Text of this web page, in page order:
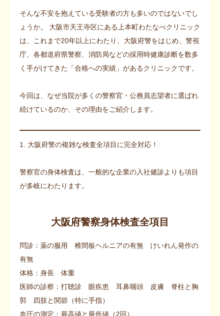
そんな不安を抱えている受験者の方も多いのではないでし
ょうか。 大阪市天王寺区にある上本町わたなべクリニック
は、これまで20年以上にわたり、大阪府警をはじめ、警視
庁、各都道府県警察、消防局などの採用時健康診断を数多
く手がけてきた「合格への実績」があるクリニックです。
今回は、なぜ当院が多くの警察官・公務員志望者に選ばれ
続けているのか、その理由をご紹介します。
1. 大阪府警の複雑な検査全項目に完全対応！
警察官の身体検査は、一般的な企業の入社健診よりも項目
が多岐にわたります。
大阪府警察身体検査全項目
問診：薬の服用 椎間板ヘルニアの有無 けいれん発作の
有無
体格：身長 体重
医師の診察：打聴診 眼疾患 耳鼻咽頭 皮膚 脊柱と胸
郭 四肢と関節（特に手指）
血圧の測定：最高値と最低値（2回）